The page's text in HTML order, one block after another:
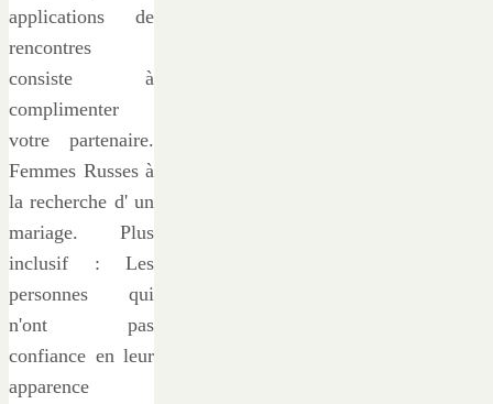
applications de
rencontres
consiste à
complimenter
votre partenaire.
Femmes Russes à
la recherche d' un
mariage. Plus
inclusif : Les
personnes qui
n'ont pas
confiance en leur
apparence